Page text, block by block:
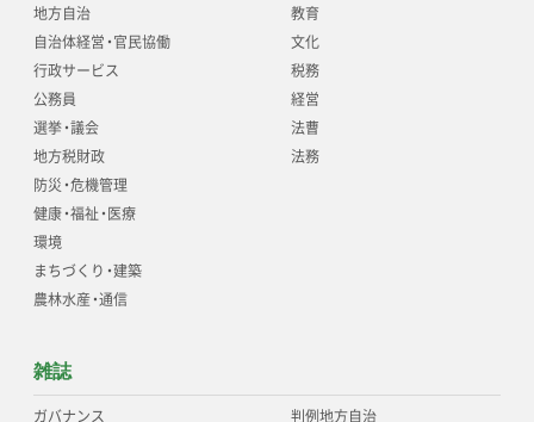
地方自治
自治体経営・官民協働
行政サービス
公務員
選挙・議会
地方税財政
防災・危機管理
健康・福祉・医療
環境
まちづくり・建築
農林水産・通信
教育
文化
税務
経営
法曹
法務
雑誌
ガバナンス
判例地方自治